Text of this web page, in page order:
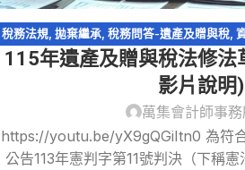
稅務法規, 拋棄繼承, 稅務問答-遺產及贈與稅,
留分, 配偶剩餘財產差額
115年遺產及贈與稅法修法
影片說明)
萬集會計師事
https://youtu.be/yX9gQGiItn0 為符
公告113年憲判字第11號判決（下稱